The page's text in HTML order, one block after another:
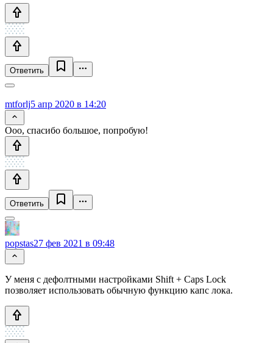
Ответить
mtforlj5 апр 2020 в 14:20
Ооо, спасибо большое, попробую!
Ответить
popstas27 фев 2021 в 09:48
У меня с дефолтными настройками Shift + Caps Lock
позволяет использовать обычную функцию капс лока.